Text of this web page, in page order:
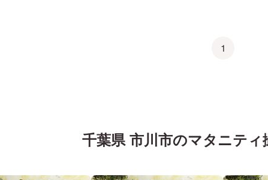
1
千葉県 市川市のマタニティ